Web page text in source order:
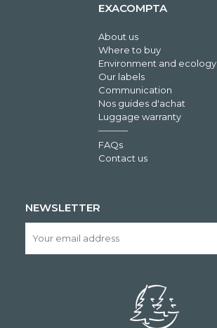
EXACOMPTA
About us
Where to buy
Environment and ecology
Our labels
Communication
Nos guides d'achat
Luggage warranty
FAQs
Contact us
NEWSLETTER